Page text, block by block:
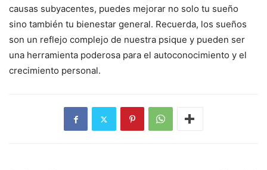
causas subyacentes, puedes mejorar no solo tu sueño
sino también tu bienestar general. Recuerda, los sueños
son un reflejo complejo de nuestra psique y pueden ser
una herramienta poderosa para el autoconocimiento y el
crecimiento personal.